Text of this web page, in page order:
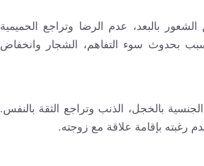
بالبعد، عدم الرضا وتراجع الحميمية
بحدوث سوء التفاهم، الشجار وانخفاض
بالخجل، الذنب وتراجع الثقة بالنفس.
رغبته بإقامة علاقة مع زوجته.